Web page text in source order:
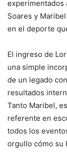
experimentados
Soares y
en el deporte
El ingreso de
una simple
de un legado
resultados
Tanto Maribel,
referente en
todos los
orgullo cómo su